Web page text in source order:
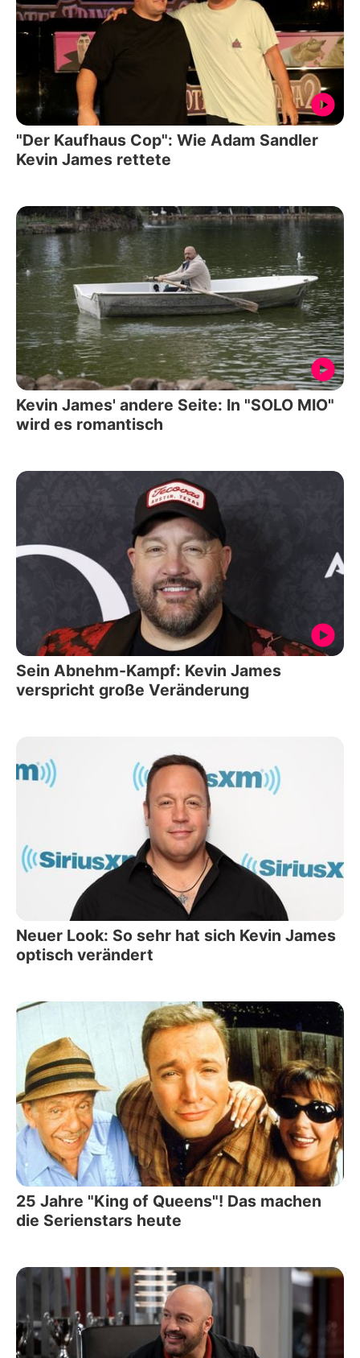
"Der Kaufhaus Cop": Wie Adam Sandler
Kevin James rettete
Kevin James' andere Seite: In "SOLO MIO"
wird es romantisch
Sein Abnehm-Kampf: Kevin James
verspricht große Veränderung
Neuer Look: So sehr hat sich Kevin James
optisch verändert
25 Jahre "King of Queens"! Das machen
die Serienstars heute